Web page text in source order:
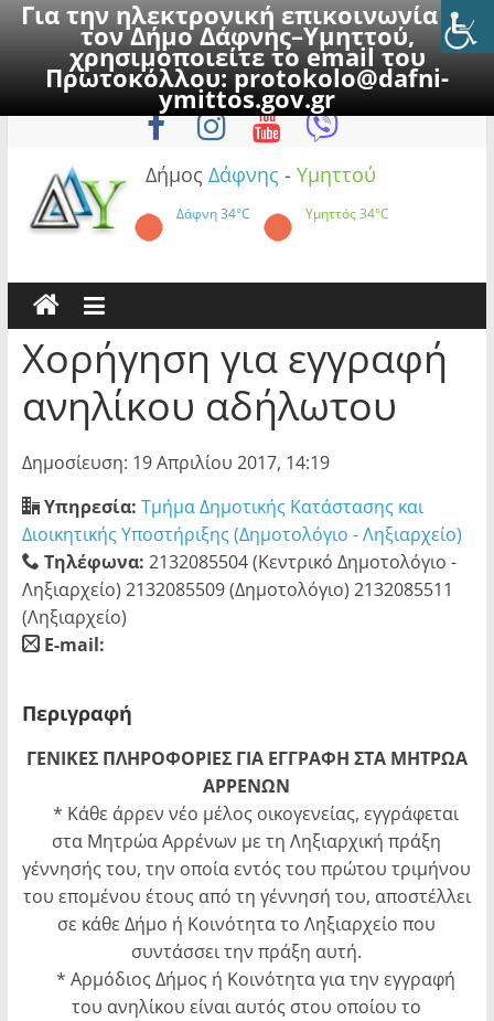
Για την ηλεκτρονική επικοινωνία με
τον Δήμο Δάφνης–Υμηττού,
χρησιμοποιείτε το email του
Πρωτοκόλλου:protokolo@dafni-
ymittos.gov.gr
to
Πέμπτη, 6 Αυγούστου 2026
Δήμος Δάφνης - Υμηττού
Δάφνη34°C Υμηττός34°C
Χορήγηση για εγγραφή
ανηλίκου αδήλωτου
Δημοσίευση: 19 Απριλίου 2017, 14:19
Υπηρεσία: Τμήμα Δημοτικής Κατάστασης και
Διοικητικής Υποστήριξης (Δημοτολόγιο - Ληξιαρχείο)
Τηλέφωνα: 2132085504 (Κεντρικό Δημοτολόγιο -
Ληξιαρχείο) 2132085509 (Δημοτολόγιο) 2132085511
(Ληξιαρχείο)
E-mail:
Περιγραφή
ΓΕΝΙΚΕΣ ΠΛΗΡΟΦΟΡΙΕΣ ΓΙΑ ΕΓΓΡΑΦΗ ΣΤΑ ΜΗΤΡΩΑ
ΑΡΡΕΝΩΝ
* Κάθε άρρεν νέο μέλος οικογενείας, εγγράφεται
στα Μητρώα Αρρένων με τη Ληξιαρχική πράξη
γέννησής του, την οποία εντός του πρώτου τριμήνου
του επομένου έτους από τη γέννησή του, αποστέλλει
σε κάθε Δήμο ή Κοινότητα το Ληξιαρχείο που
συντάσσει την πράξη αυτή.
* Αρμόδιος Δήμος ή Κοινότητα για την εγγραφή
του ανηλίκου είναι αυτός στου οποίου το